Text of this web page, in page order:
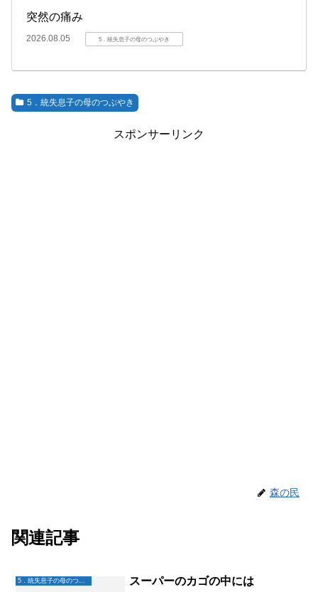
突然の痛み
2026.08.05 5．統失息子の母のつぶやき
5．統失息子の母のつぶやき
スポンサーリンク
森の民
関連記事
5．統失息子の母のつぶやき スーパーのカゴの中には